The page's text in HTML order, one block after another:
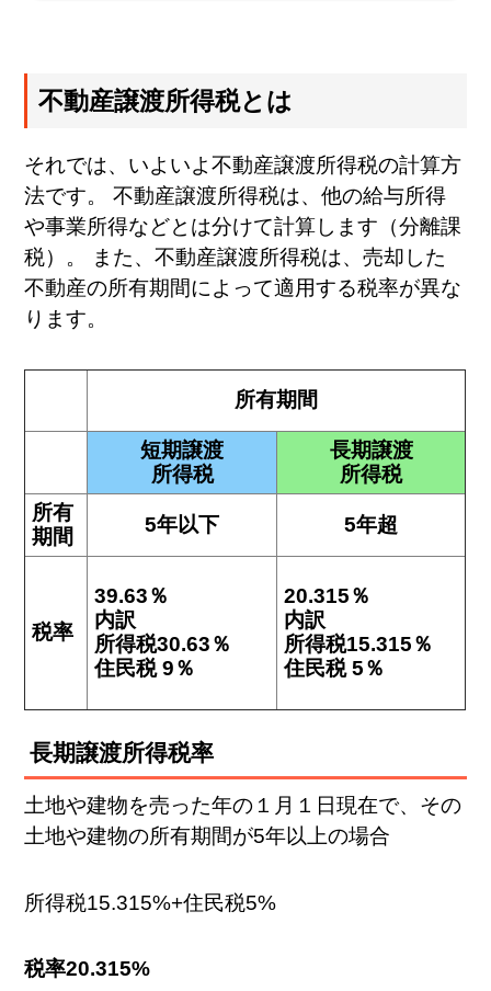
不動産譲渡所得税とは
それでは、いよいよ不動産譲渡所得税の計算方
法です。 不動産譲渡所得税は、他の給与所得
や事業所得などとは分けて計算します（分離課
税）。 また、不動産譲渡所得税は、売却した
不動産の所有期間によって適用する税率が異な
ります。
所有期間
短期譲渡
所得税
長期譲渡
所得税
所有
期間
5年以下 5年超
税率
39.63％
内訳
所得税30.63％
住民税 9％
20.315％
内訳
所得税15.315％
住民税 5％
長期譲渡所得税率
土地や建物を売った年の１月１日現在で、その
土地や建物の所有期間が5年以上の場合
所得税15.315%+住民税5%
税率20.315%